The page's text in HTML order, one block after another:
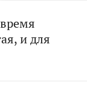
и для